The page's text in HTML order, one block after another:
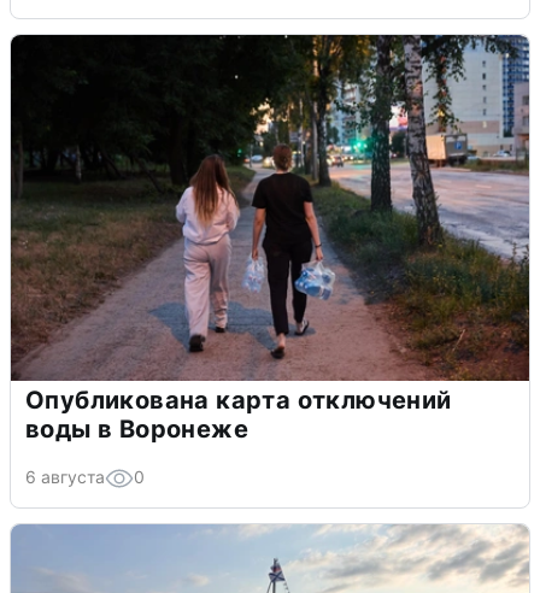
Опубликована карта отключений
воды в Воронеже
6 августа 0